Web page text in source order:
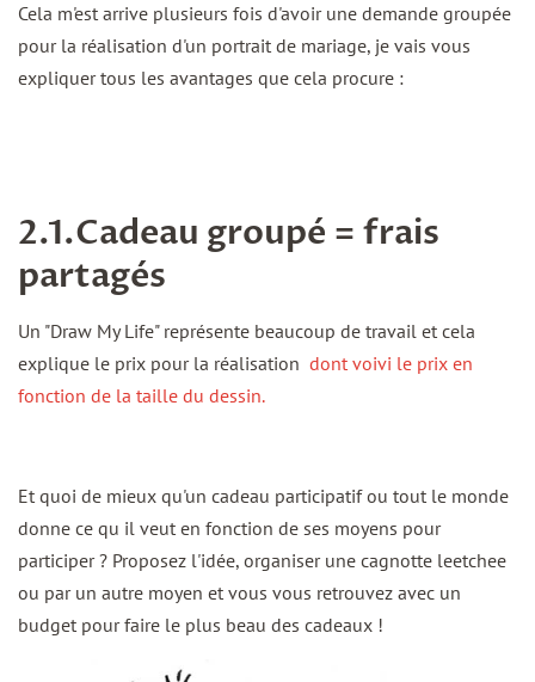
Cela m'est arrive plusieurs fois d'avoir une demande groupée
pour la réalisation d'un portrait de mariage, je vais vous
expliquer tous les avantages que cela procure :
2.1.Cadeau groupé = frais
partagés
Un "Draw My Life" représente beaucoup de travail et cela
explique le prix pour la réalisation dont voivi le prix en
fonction de la taille du dessin.
Et quoi de mieux qu'un cadeau participatif ou tout le monde
donne ce qu il veut en fonction de ses moyens pour
participer ? Proposez l'idée, organiser une cagnotte leetchee
ou par un autre moyen et vous vous retrouvez avec un
budget pour faire le plus beau des cadeaux !